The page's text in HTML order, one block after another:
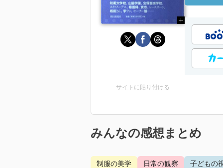
サイトに貼り付ける
みんなの感想まとめ
制服の美学 日常の観察 子どもの